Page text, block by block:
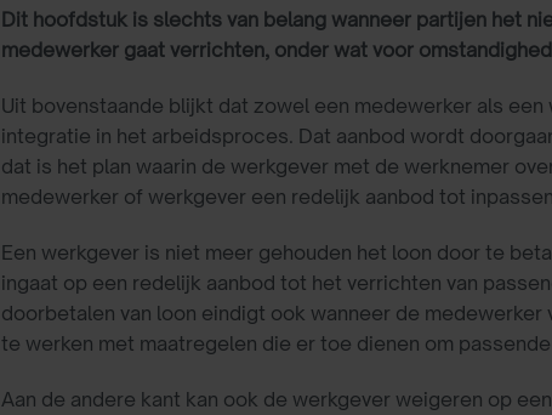
Dit hoofdstuk is slechts van belang wanneer partijen het
medewerker gaat verrichten, onder wat voor
Uit bovenstaande blijkt dat zowel een medewerker als
integratie in het arbeidsproces. Dat aanbod wordt
dat is het plan waarin de werkgever met de werknemer
medewerker of werkgever een redelijk aanbod tot
Een werkgever is niet meer gehouden het loon door te
ingaat op een redelijk aanbod tot het verrichten van
doorbetalen van loon eindigt ook wanneer de
te werken met maatregelen die er toe dienen om
Aan de andere kant kan ook de werkgever weigeren op